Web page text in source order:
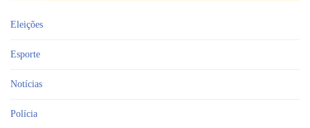
Eleições
Esporte
Notícias
Polícia